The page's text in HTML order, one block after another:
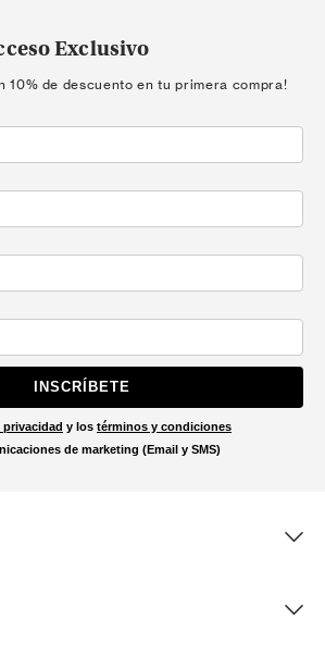
Exclusivo
10% de descuento en tu primera compra!
INSCRÍBETE
y los términos y condiciones
de marketing (Email y SMS)